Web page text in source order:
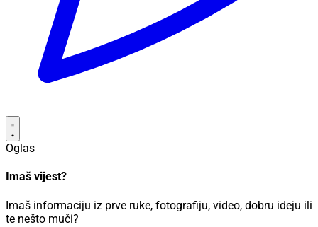
Oglas
Imaš vijest?
Imaš informaciju iz prve ruke, fotografiju, video, dobru ideju ili
te nešto muči?